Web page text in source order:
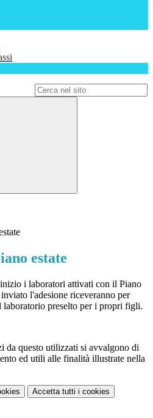
estate
i laboratori attivati con il Piano
l'adesione riceveranno per
preselto per i propri figli.
da questo utilizzati si avvalgono di
ed utili alle finalità illustrate nella
Accetta tutti i cookies